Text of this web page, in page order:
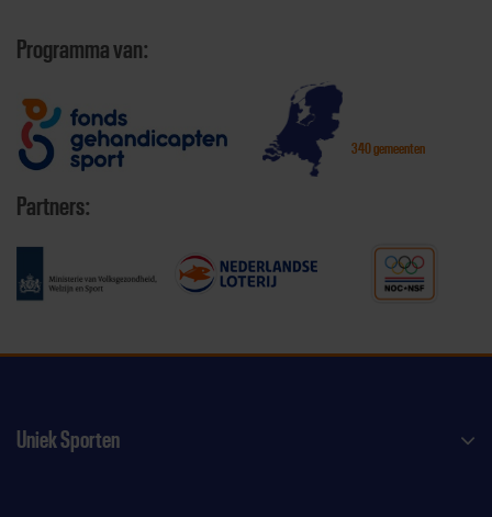
Programma van:
340 gemeenten
Partners:
Uniek Sporten